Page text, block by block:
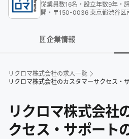
従業員数16名 ・ 設立年数9年 ・
開 ・ 〒150-0036 東京都渋谷
企業情報
リクロマ株式会社の求人一覧
リクロマ株式会社のカスタマーサクセス・
リクロマ株式会社
クセス・サポート